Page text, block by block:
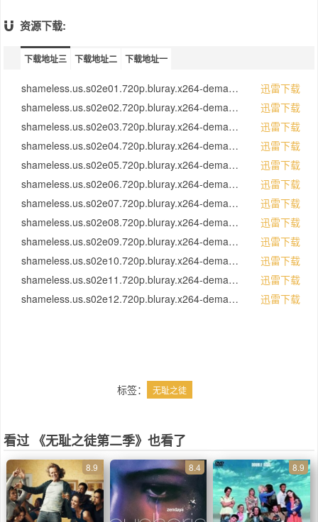
子事的时候，Karen的母亲Sheila（Joan
不知道。
读高二的Ian（Cameron Monaghan）是个同
性恋，课余时间在当地一家杂货店里打工。Ian
和老板Kesh保持着秘密的性关系。Kesh是个
有家室的男人，膝下有两个孩子。尽管Kesh是
个穆斯林，但他的妻子却是个白人，还是个虔
诚的基督教徒。
只有10岁的Debbie（Emma Kenney扮演）是
家中「最正常」的孩子，只不过……她有小偷
小摸的毛病。与此同时，她8岁的弟弟
Carl（Ethan Cutkosky扮演）虐待动物成瘾，
偷人家的自行车，而且还从教堂的募捐盘里偷
钱，美其名曰是「补贴家用」。没人注意的时
候，整瓶整瓶喝啤酒是他最大的乐趣。
家人轮流照看Liam。等轮到Debbie的时候，她
把Liam带到学校里当「展览品」。
资源下载:
下载地址三 下载地址二 下载地址一
shameless.us.s02e01.720p.bluray.x264-demand.mkv
迅雷下载
shameless.us.s02e02.720p.bluray.x264-demand.mkv
迅雷下载
shameless.us.s02e03.720p.bluray.x264-demand.mkv
迅雷下载
shameless.us.s02e04.720p.bluray.x264-demand.mkv
迅雷下载
shameless.us.s02e05.720p.bluray.x264-demand.mkv
迅雷下载
shameless.us.s02e06.720p.bluray.x264-demand.mkv
迅雷下载
shameless.us.s02e07.720p.bluray.x264-demand.mkv
迅雷下载
shameless.us.s02e08.720p.bluray.x264-demand.mkv
迅雷下载
shameless.us.s02e09.720p.bluray.x264-demand.mkv
迅雷下载
shameless.us.s02e10.720p.bluray.x264-demand.mkv
迅雷下载
shameless.us.s02e11.720p.bluray.x264-demand.mkv
迅雷下载
shameless.us.s02e12.720p.bluray.x264-demand.mkv
迅雷下载
标签： 无耻之徒
看过 《无耻之徒第二季》也看了
8.9 8.4 8.9